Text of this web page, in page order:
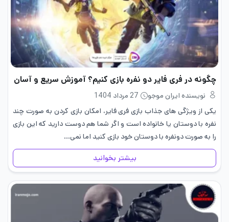
چگونه در فری فایر دو نفره بازی کنیم؟ آموزش سریع و آسان
نویسنده ایران موجو
27 مرداد 1404
یکی از ویژگی های جذاب بازی فری فایر، امکان بازی کردن به صورت چند
نفره با دوستان یا خانواده است و اگر شما هم دوست دارید که این بازی
را به صورت دونفره با دوستان خود بازی کنید اما نمی…
بیشتر بخوانید